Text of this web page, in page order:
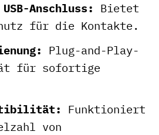
Anschluss: Bietet
für die Kontakte.
Plug-and-Play-
für sofortige
Funktioniert
von